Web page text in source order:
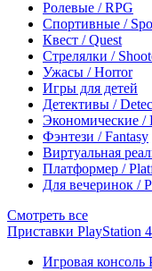
Ролевые / RPG
Спортивные /
Квест / Quest
Стрелялки /
Ужасы / Horror
Игры для детей
Детективы /
Экономические /
Фэнтези / Fantasy
Виртуальная
Платформер /
Для вечеринок /
Смотреть все
Приставки PlayStation 4
Игровая консоль